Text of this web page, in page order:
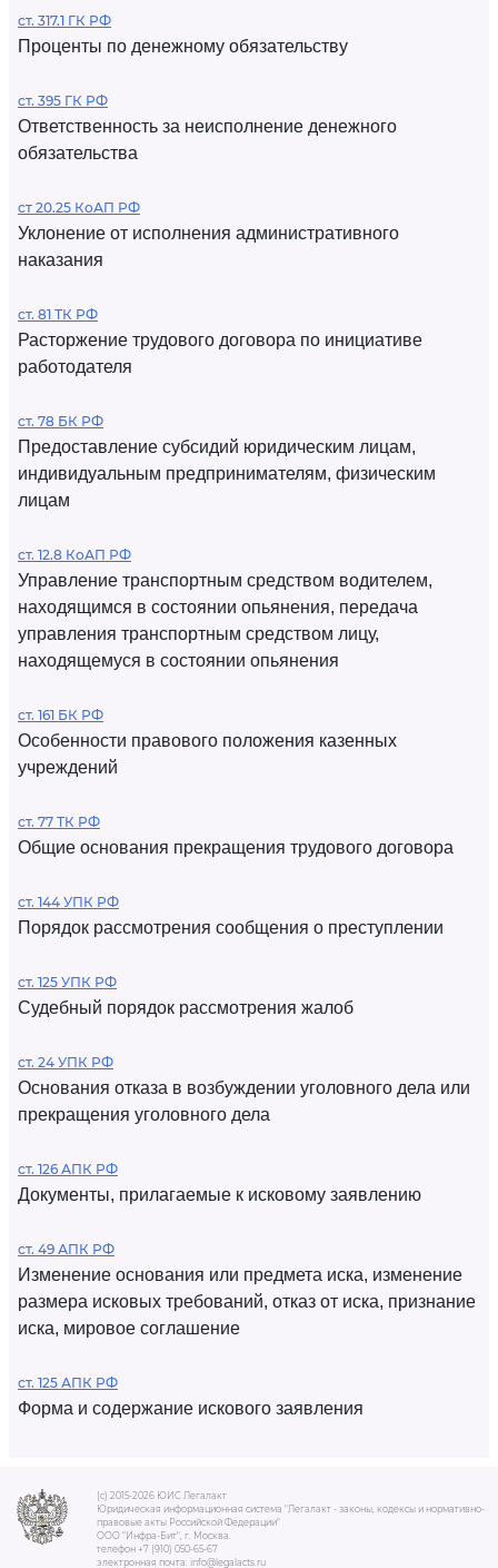
ст. 317.1 ГК РФ
Проценты по денежному обязательству
ст. 395 ГК РФ
Ответственность за неисполнение денежного
обязательства
ст 20.25 КоАП РФ
Уклонение от исполнения административного
наказания
ст. 81 ТК РФ
Расторжение трудового договора по инициативе
работодателя
ст. 78 БК РФ
Предоставление субсидий юридическим лицам,
индивидуальным предпринимателям, физическим
лицам
ст. 12.8 КоАП РФ
Управление транспортным средством водителем,
находящимся в состоянии опьянения, передача
управления транспортным средством лицу,
находящемуся в состоянии опьянения
ст. 161 БК РФ
Особенности правового положения казенных
учреждений
ст. 77 ТК РФ
Общие основания прекращения трудового договора
ст. 144 УПК РФ
Порядок рассмотрения сообщения о преступлении
ст. 125 УПК РФ
Судебный порядок рассмотрения жалоб
ст. 24 УПК РФ
Основания отказа в возбуждении уголовного дела или
прекращения уголовного дела
ст. 126 АПК РФ
Документы, прилагаемые к исковому заявлению
ст. 49 АПК РФ
Изменение основания или предмета иска, изменение
размера исковых требований, отказ от иска, признание
иска, мировое соглашение
ст. 125 АПК РФ
Форма и содержание искового заявления
(c) 2015-2026 ЮИС Легалакт
Юридическая информационная система "Легалакт - законы, кодексы и нормативно-
правовые акты Российской Федерации"
ООО "Инфра-Бит", г. Москва.
телефон +7 (910) 050-65-67
электронная почта: info@legalacts.ru